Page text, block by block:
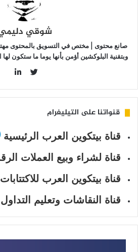
شوقي
صانع محتوى | مختص في التسويق بالمحتوى
وبتقنية البلوكشين أؤمن بأنها يوما ما ستكون
قنواتنا على التيليغرام
قناة بيتكوين العرب الرئيسية
قناة لشراء وبيع العملات
قناة بيتكوين العرب
قناة النقاشات وتعليم التداول